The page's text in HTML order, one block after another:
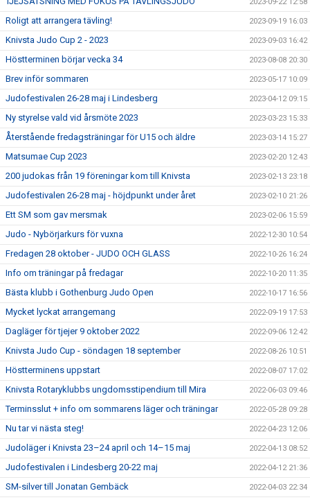
Roligt att arrangera tävling! 2023-09-19 16:03
Knivsta Judo Cup 2 - 2023 2023-09-03 16:42
Höstterminen börjar vecka 34 2023-08-08 20:30
Brev inför sommaren 2023-05-17 10:09
Judofestivalen 26-28 maj i Lindesberg 2023-04-12 09:15
Ny styrelse vald vid årsmöte 2023 2023-03-23 15:33
Återstående fredagsträningar för U15 och äldre 2023-03-14 15:27
Matsumae Cup 2023 2023-02-20 12:43
200 judokas från 19 föreningar kom till Knivsta 2023-02-13 23:18
Judofestivalen 26-28 maj - höjdpunkt under året 2023-02-10 21:26
Ett SM som gav mersmak 2023-02-06 15:59
Judo - Nybörjarkurs för vuxna 2022-12-30 10:54
Fredagen 28 oktober - JUDO OCH GLASS 2022-10-26 16:24
Info om träningar på fredagar 2022-10-20 11:35
Bästa klubb i Gothenburg Judo Open 2022-10-17 16:56
Mycket lyckat arrangemang 2022-09-19 17:53
Dagläger för tjejer 9 oktober 2022 2022-09-06 12:42
Knivsta Judo Cup - söndagen 18 september 2022-08-26 10:51
Höstterminens uppstart 2022-08-07 17:02
Knivsta Rotaryklubbs ungdomsstipendium till Mira 2022-06-03 09:46
Terminsslut + info om sommarens läger och träningar 2022-05-28 09:28
Nu tar vi nästa steg! 2022-04-23 12:06
Judoläger i Knivsta 23–24 april och 14–15 maj 2022-04-13 08:52
Judofestivalen i Lindesberg 20-22 maj 2022-04-12 21:36
SM-silver till Jonatan Gembäck 2022-04-03 22:34